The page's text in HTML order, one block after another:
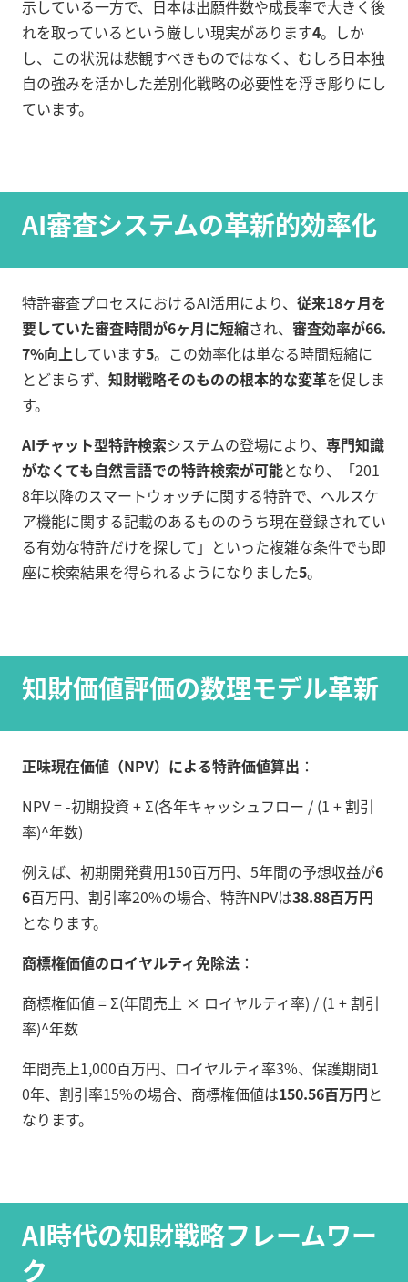
示している一方で、日本は出願件数や成長率で大きく後
れを取っているという厳しい現実があります4。しか
し、この状況は悲観すべきものではなく、むしろ日本独
自の強みを活かした差別化戦略の必要性を浮き彫りにし
ています。
AI審査システムの革新的効率化
特許審査プロセスにおけるAI活用により、 従来18ヶ月を
要していた審査時間が6ヶ月に短縮され、 審査効率が66.
7%向上しています5。この効率化は単なる時間短縮に
とどまらず、 知財戦略そのものの根本的な変革を促しま
す。
AIチャット型特許検索システムの登場により、 専門知識
がなくても自然言語での特許検索が可能となり、「201
8年以降のスマートウォッチに関する特許で、ヘルスケ
ア機能に関する記載のあるもののうち現在登録されてい
る有効な特許だけを探して」といった複雑な条件でも即
座に検索結果を得られるようになりました5。
知財価値評価の数理モデル革新
正味現在価値（NPV）による特許価値算出 ：
NPV = -初期投資 + Σ(各年キャッシュフロー / (1 + 割引
率)^年数)
例えば、初期開発費用150百万円、5年間の予想収益が6
6百万円、割引率20%の場合、特許NPVは38.88百万円
となります。
商標権価値のロイヤルティ免除法 ：
商標権価値 = Σ(年間売上 × ロイヤルティ率) / (1 + 割引
率)^年数
年間売上1,000百万円、ロイヤルティ率3%、保護期間1
0年、割引率15%の場合、商標権価値は150.56百万円と
なります。
AI時代の知財戦略フレームワー
ク